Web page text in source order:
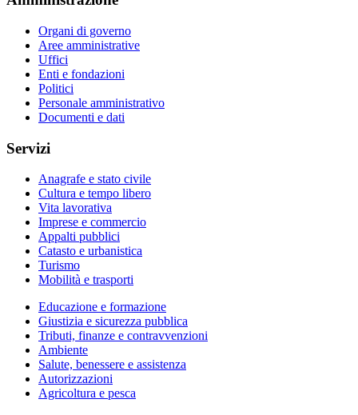
Organi di governo
Aree amministrative
Uffici
Enti e fondazioni
Politici
Personale amministrativo
Documenti e dati
Servizi
Anagrafe e stato civile
Cultura e tempo libero
Vita lavorativa
Imprese e commercio
Appalti pubblici
Catasto e urbanistica
Turismo
Mobilità e trasporti
Educazione e formazione
Giustizia e sicurezza pubblica
Tributi, finanze e contravvenzioni
Ambiente
Salute, benessere e assistenza
Autorizzazioni
Agricoltura e pesca